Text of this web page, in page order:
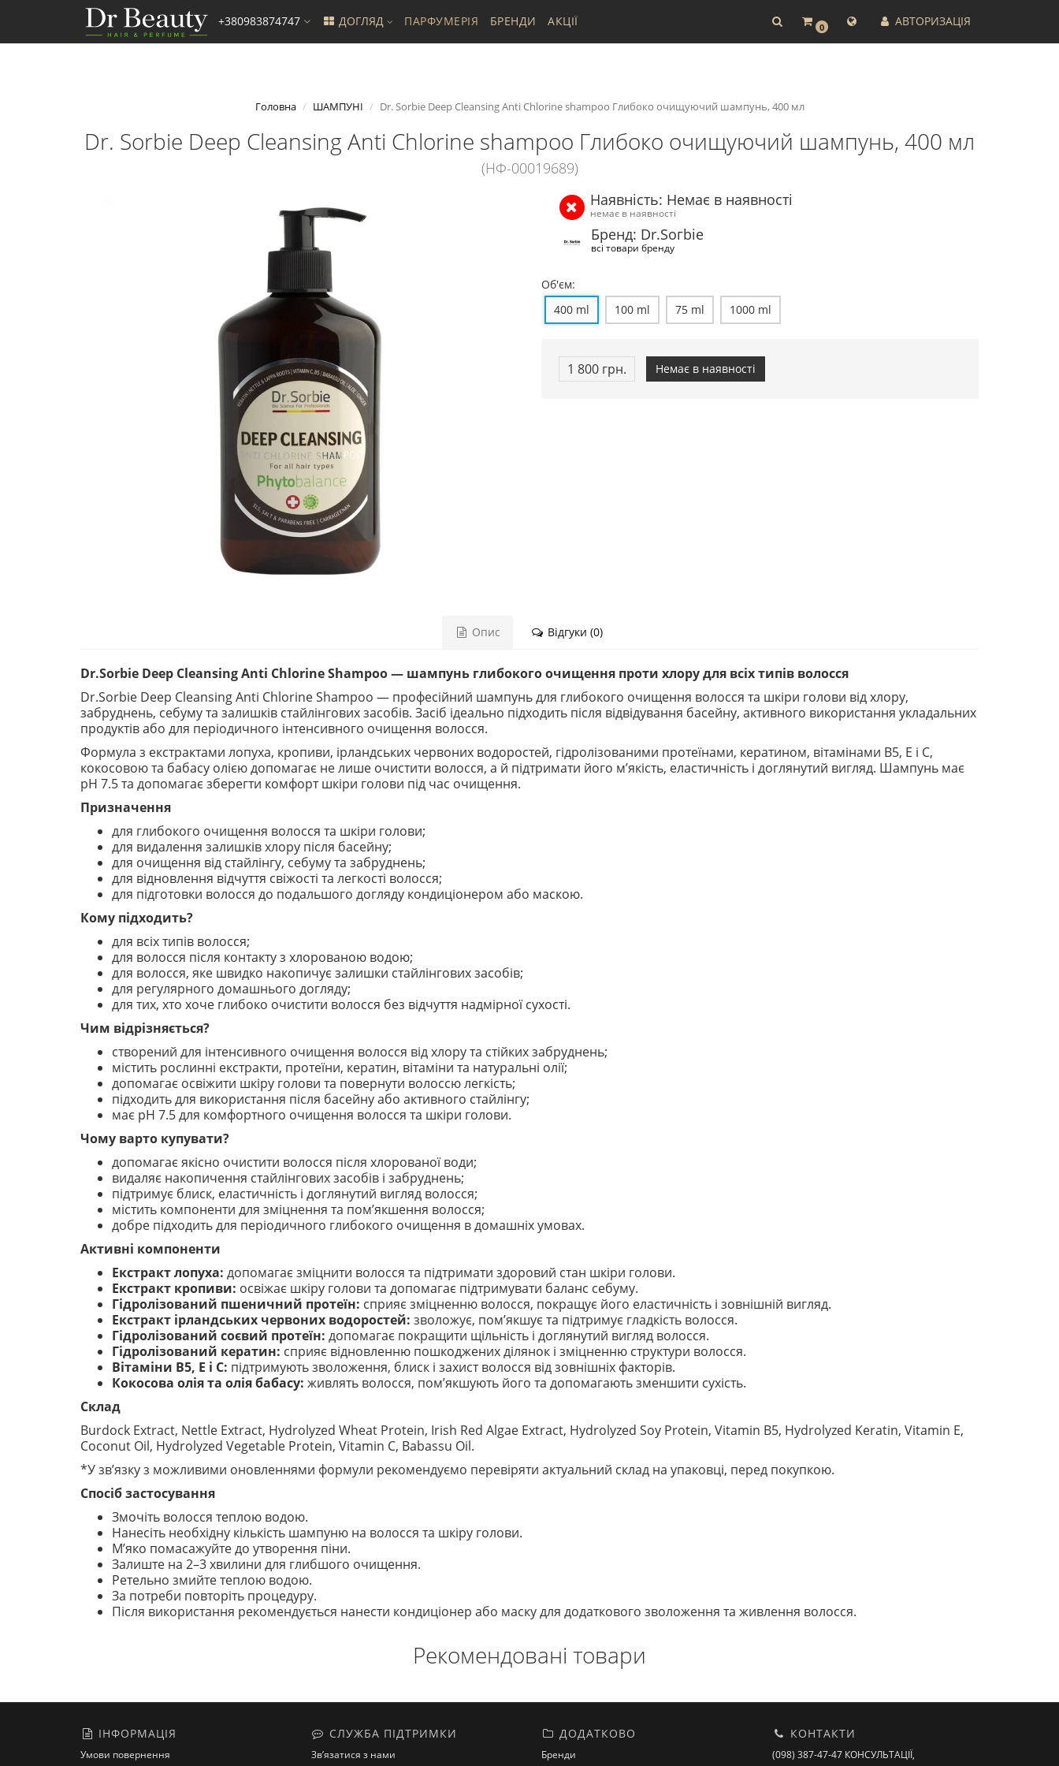
0 АВТОРИЗАЦІЯ
+380983874747 ДОГЛЯД ПАРФУМЕРІЯ БРЕНДИ АКЦІЇ
Головна ШАМПУНІ Dr. Sorbie Deep Cleansing Anti Chlorine shampoo Глибоко очищуючий шампунь, 400 мл
Dr. Sorbie Deep Cleansing Anti Chlorine shampoo Глибоко очищуючий шампунь, 400 мл
(НФ-00019689)
Наявність: Немає в наявності
немає в наявності
Бренд: Dr.Ѕогbiе
всі товари бренду
Об'єм:
400 ml
100 ml 75 ml 1000 ml
1 800 грн. Немає в наявності
Опис Відгуки (0)
Dr.Sorbie Deep Cleansing Anti Chlorine Shampoo — шампунь глибокого очищення проти хлору для всіх типів волосся
Dr.Sorbie Deep Cleansing Anti Chlorine Shampoo — професійний шампунь для глибокого очищення волосся та шкіри голови від хлору,
забруднень, себуму та залишків стайлінгових засобів. Засіб ідеально підходить після відвідування басейну, активного використання укладальних
продуктів або для періодичного інтенсивного очищення волосся.
Формула з екстрактами лопуха, кропиви, ірландських червоних водоростей, гідролізованими протеїнами, кератином, вітамінами B5, E і C,
кокосовою та бабасу олією допомагає не лише очистити волосся, а й підтримати його м’якість, еластичність і доглянутий вигляд. Шампунь має
pH 7.5 та допомагає зберегти комфорт шкіри голови під час очищення.
Призначення
для глибокого очищення волосся та шкіри голови;
для видалення залишків хлору після басейну;
для очищення від стайлінгу, себуму та забруднень;
для відновлення відчуття свіжості та легкості волосся;
для підготовки волосся до подальшого догляду кондиціонером або маскою.
Кому підходить?
для всіх типів волосся;
для волосся після контакту з хлорованою водою;
для волосся, яке швидко накопичує залишки стайлінгових засобів;
для регулярного домашнього догляду;
для тих, хто хоче глибоко очистити волосся без відчуття надмірної сухості.
Чим відрізняється?
створений для інтенсивного очищення волосся від хлору та стійких забруднень;
містить рослинні екстракти, протеїни, кератин, вітаміни та натуральні олії;
допомагає освіжити шкіру голови та повернути волоссю легкість;
підходить для використання після басейну або активного стайлінгу;
має pH 7.5 для комфортного очищення волосся та шкіри голови.
Чому варто купувати?
допомагає якісно очистити волосся після хлорованої води;
видаляє накопичення стайлінгових засобів і забруднень;
підтримує блиск, еластичність і доглянутий вигляд волосся;
містить компоненти для зміцнення та пом’якшення волосся;
добре підходить для періодичного глибокого очищення в домашніх умовах.
Активні компоненти
Екстракт лопуха: допомагає зміцнити волосся та підтримати здоровий стан шкіри голови.
Екстракт кропиви: освіжає шкіру голови та допомагає підтримувати баланс себуму.
Гідролізований пшеничний протеїн: сприяє зміцненню волосся, покращує його еластичність і зовнішній вигляд.
Екстракт ірландських червоних водоростей: зволожує, пом’якшує та підтримує гладкість волосся.
Гідролізований соєвий протеїн: допомагає покращити щільність і доглянутий вигляд волосся.
Гідролізований кератин: сприяє відновленню пошкоджених ділянок і зміцненню структури волосся.
Вітаміни B5, E і C: підтримують зволоження, блиск і захист волосся від зовнішніх факторів.
Кокосова олія та олія бабасу: живлять волосся, пом’якшують його та допомагають зменшити сухість.
Склад
Burdock Extract, Nettle Extract, Hydrolyzed Wheat Protein, Irish Red Algae Extract, Hydrolyzed Soy Protein, Vitamin B5, Hydrolyzed Keratin, Vitamin E,
Coconut Oil, Hydrolyzed Vegetable Protein, Vitamin C, Babassu Oil.
*У зв’язку з можливими оновленнями формули рекомендуємо перевіряти актуальний склад на упаковці, перед покупкою.
Спосіб застосування
Змочіть волосся теплою водою.
Нанесіть необхідну кількість шампуню на волосся та шкіру голови.
М’яко помасажуйте до утворення піни.
Залиште на 2–3 хвилини для глибшого очищення.
Ретельно змийте теплою водою.
За потреби повторіть процедуру.
Після використання рекомендується нанести кондиціонер або маску для додаткового зволоження та живлення волосся.
Рекомендовані товари
ІНФОРМАЦІЯ
Умови повернення
СЛУЖБА ПІДТРИМКИ
Зв’язатися з нами
ДОДАТКОВО
Бренди
КОНТАКТИ
(098) 387-47-47 КОНСУЛЬТАЦІЇ,